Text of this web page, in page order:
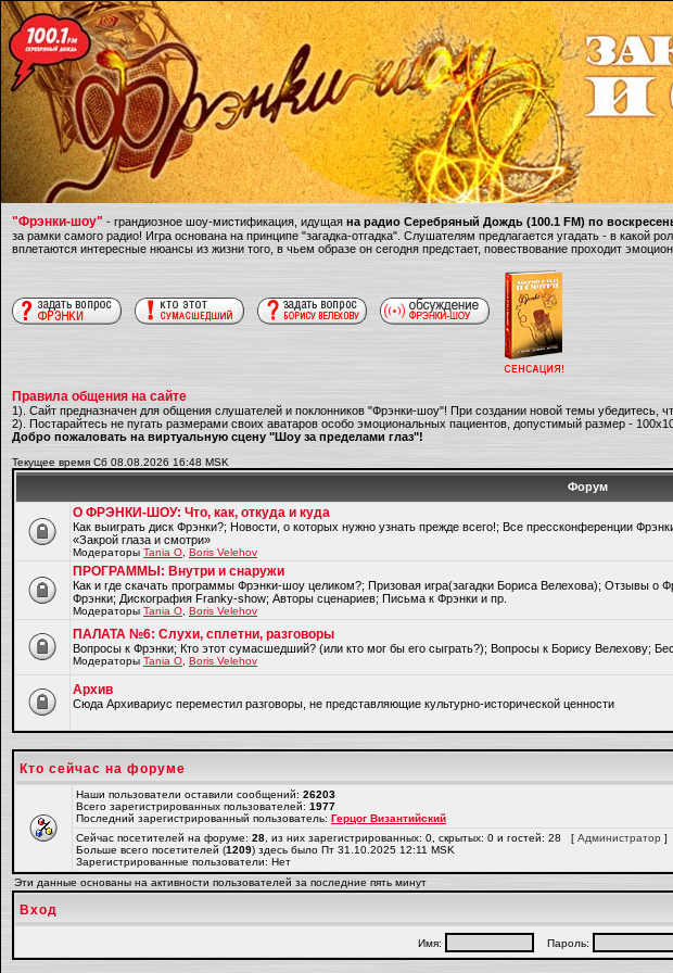
"Фрэнки-шоу" - грандиозное шоу-мистификация, идущая на радио Серебряный Дождь (100.1 FM) по
за рамки самого радио! Игра основана на принципе "загадка-отгадка". Слушателям предлагается угадать - в
вплетаются интересные нюансы из жизни того, в чьем образе он сегодня предстает, повествование проходит
Правила общения на сайте
1). Сайт предназначен для общения слушателей и поклонников "Фрэнки-шоу"! При создании новой темы
2). Постарайтесь не пугать размерами своих аватаров особо эмоциональных пациентов, допустимый размер -
Добро пожаловать на виртуальную сцену "Шоу за пределами глаз"!
Текущее время Сб 08.08.2026 16:48 MSK
Форум
О ФРЭНКИ-ШОУ: Что, как, откуда и куда
Как выиграть диск Фрэнки?; Новости, о которых нужно узнать прежде всего!; Все прессконференции
«Закрой глаза и смотри»
Модераторы Tania O Boris Velehov
ПРОГРАММЫ: Внутри и снаружи
Как и где скачать программы Фрэнки-шоу целиком?; Призовая игра(загадки Бориса Велехова); Отзывы
Фрэнки; Дискография Franky-show; Авторы сценариев; Письма к Фрэнки и пр.
Модераторы Tania O Boris Velehov
ПАЛАТА №6: Слухи, сплетни, разговоры
Вопросы к Фрэнки; Кто этот сумасшедший? (или кто мог бы его сыграть?); Вопросы к Борису Велехову;
Модераторы Tania O Boris Velehov
Архив
Cюда Архивариус переместил разговоры, не представляющие культурно-исторической ценности
Кто сейчас на форуме
Наши пользователи оставили сообщений: 26203
Всего зарегистрированных пользователей: 1977
Последний зарегистрированный пользователь: Герцог Византийский
Сейчас посетителей на форуме: 28 , из них зарегистрированных: 0, скрытых: 0 и гостей: 28 [ Администратор ]
Больше всего посетителей (1209) здесь было Пт 31.10.2025 12:11 MSK
Зарегистрированные пользователи: Нет
Эти данные основаны на активности пользователей за последние пять минут
Вход
Имя: Пароль: